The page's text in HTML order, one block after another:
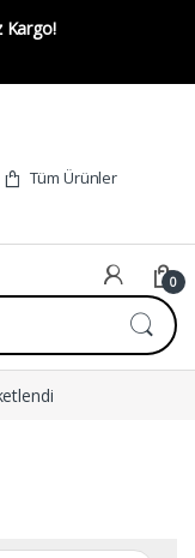
Kargo!
Tüm Ürünler
0